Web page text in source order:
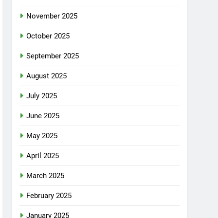
November 2025
October 2025
September 2025
August 2025
July 2025
June 2025
May 2025
April 2025
March 2025
February 2025
January 2025